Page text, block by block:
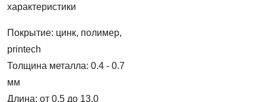
характеристики
Покрытие: цинк, полимер,
printech
Толщина металла: 0.4 - 0.7
мм
Длина: от 0,5 до 13,0